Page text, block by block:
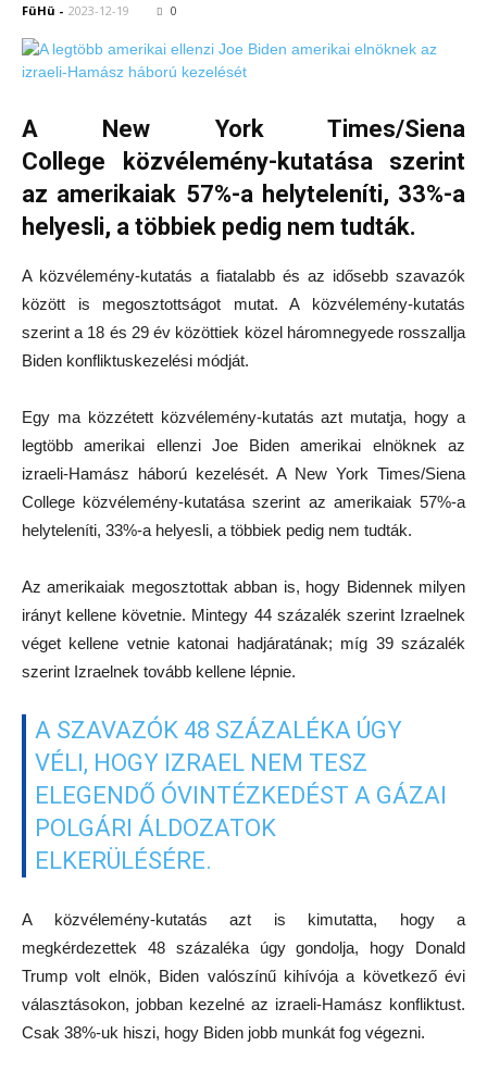
FüHü - 2023-12-19 0
A New York Times/Siena
College közvélemény-kutatása szerint
az amerikaiak 57%-a helyteleníti, 33%-a
helyesli, a többiek pedig nem tudták.
A közvélemény-kutatás a fiatalabb és az idősebb szavazók
között is megosztottságot mutat. A közvélemény-kutatás
szerint a 18 és 29 év közöttiek közel háromnegyede rosszallja
Biden konfliktuskezelési módját.
Egy ma közzétett közvélemény-kutatás azt mutatja, hogy a
legtöbb amerikai ellenzi Joe Biden amerikai elnöknek az
izraeli-Hamász háború kezelését. A New York Times/Siena
College közvélemény-kutatása szerint az amerikaiak 57%-a
helyteleníti, 33%-a helyesli, a többiek pedig nem tudták.
Az amerikaiak megosztottak abban is, hogy Bidennek milyen
irányt kellene követnie. Mintegy 44 százalék szerint Izraelnek
véget kellene vetnie katonai hadjáratának; míg 39 százalék
szerint Izraelnek tovább kellene lépnie.
A SZAVAZÓK 48 SZÁZALÉKA ÚGY
VÉLI, HOGY IZRAEL NEM TESZ
ELEGENDŐ ÓVINTÉZKEDÉST A GÁZAI
POLGÁRI ÁLDOZATOK
ELKERÜLÉSÉRE.
A közvélemény-kutatás azt is kimutatta, hogy a
megkérdezettek 48 százaléka úgy gondolja, hogy Donald
Trump volt elnök, Biden valószínű kihívója a következő évi
választásokon, jobban kezelné az izraeli-Hamász konfliktust.
Csak 38%-uk hiszi, hogy Biden jobb munkát fog végezni.